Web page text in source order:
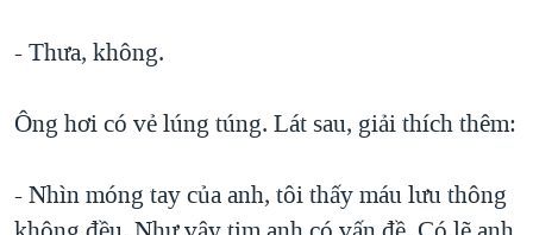
- Thưa, không.
Ông hơi có vẻ lúng túng. Lát sau, giải thích thêm:
- Nhìn móng tay của anh, tôi thấy máu lưu thông